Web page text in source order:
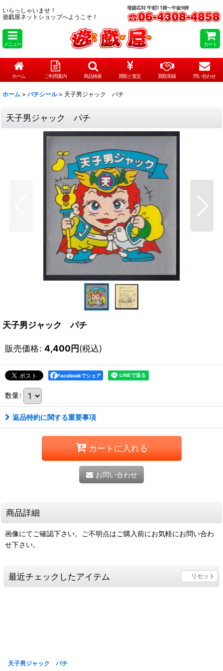
いらっしゃいませ！
遊戯屋ネットショップへようこそ！
メニュー カート
ホーム ご利用案内 商品検索 買取と査定 買取実績 問い合わせ
ホーム > パチシール > 天子男ジャック パチ
天子男ジャック パチ
天子男ジャック パチ
販売価格: 4,400円(税込)
Facebookでシェア
数量:
返品特約に関する重要事項
カートに入れる
お問い合わせ
商品詳細
画像にてご確認下さい。ご不明点はご購入前にお気軽にお問い合わ
せ下さい。
最近チェックしたアイテム リセット
天子男ジャック パチ